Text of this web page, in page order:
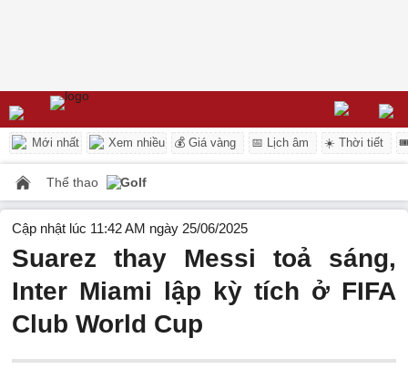
Mới nhất Xem nhiều 💰 Giá vàng 📅 Lịch âm ☀️ Thời tiết
Thể thao Golf
Cập nhật lúc 11:42 AM ngày 25/06/2025
Suarez thay Messi toả sáng,
Inter Miami lập kỳ tích ở FIFA
Club World Cup